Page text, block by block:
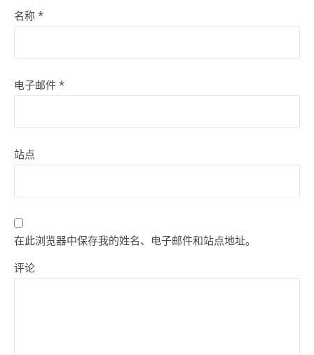
名称 *
电子邮件 *
站点
在此浏览器中保存我的姓名、电子邮件和站点地址。
评论